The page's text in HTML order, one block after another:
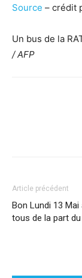
Source – crédit
Un bus de la
/ AFP
Article précédent
Bon Lundi 13
tous de la part du